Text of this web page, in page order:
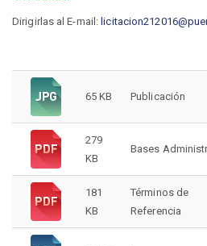
Dirigirlas al E-mail:
65 KB Publicación
279
KB
Bases
181
KB
Términos de
Referencia